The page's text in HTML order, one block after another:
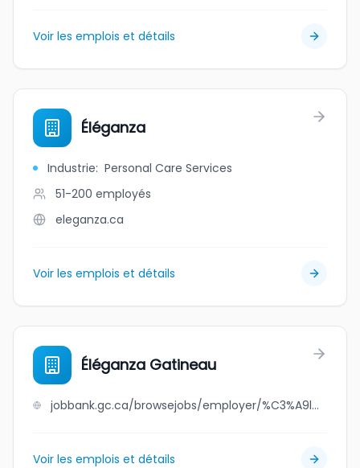
Voir les emplois et détails
Éléganza
Industrie: Personal Care Services
51-200 employés
eleganza.ca
Voir les emplois et détails
Éléganza Gatineau
jobbank.gc.ca/browsejobs/employer/%C3%A9l%C3%A9ganza+gatineau/ca
Voir les emplois et détails